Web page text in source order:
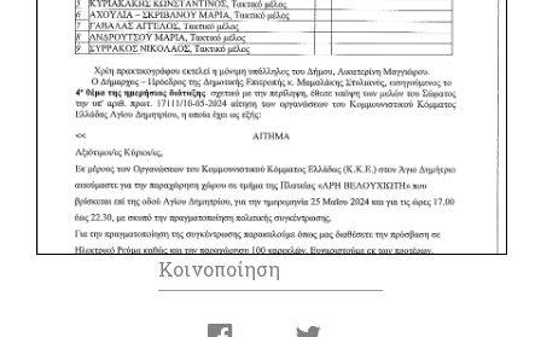
Κοινοποίηση